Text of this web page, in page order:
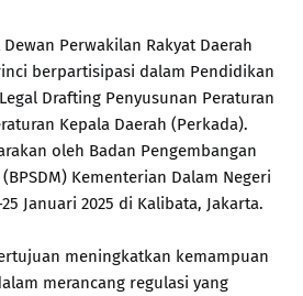
Perwakilan Rakyat Daerah
berpartisipasi dalam Pendidikan
Drafting Penyusunan Peraturan
Kepala Daerah (Perkada).
oleh Badan Pengembangan
Kementerian Dalam Negeri
Januari 2025 di Kalibata, Jakarta.
meningkatkan kemampuan
merancang regulasi yang